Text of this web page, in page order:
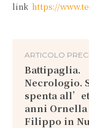
link https://
ARTICOLO
Battipaglia.
Necrologio.
spenta
anni Ornella
Filippo in